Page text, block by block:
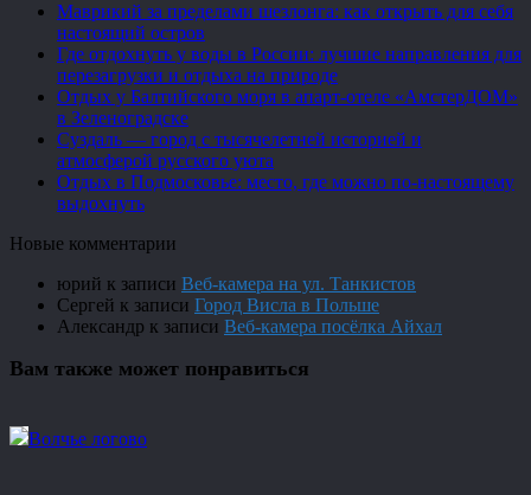
Маврикий за пределами шезлонга: как открыть для себя
настоящий остров
Где отдохнуть у воды в России: лучшие направления для
перезагрузки и отдыха на природе
Отдых у Балтийского моря в апарт-отеле «АмстерДОМ»
в Зеленоградске
Суздаль — город с тысячелетней историей и
атмосферой русского уюта
Отдых в Подмосковье: место, где можно по-настоящему
выдохнуть
Новые комментарии
юрий к записи Веб-камера на ул. Танкистов
Сергей к записи Город Висла в Польше
Александр к записи Веб-камера посёлка Айхал
Вам также может понравиться
Волчье логово